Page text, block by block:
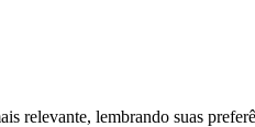
relevante, lembrando suas